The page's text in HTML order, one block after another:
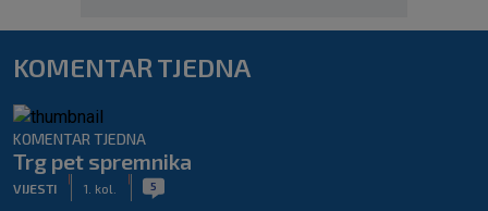
KOMENTAR TJEDNA
KOMENTAR TJEDNA
Trg pet spremnika
VIJESTI 1. kol. 5